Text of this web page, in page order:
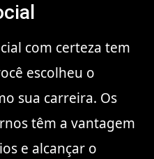
com certeza tem
escolheu o
sua carreira. Os
têm a vantagem
e alcançar o